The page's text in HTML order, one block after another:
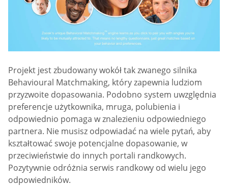
Projekt jest zbudowany wokół tak zwanego silnika
Behavioural Matchmaking, który zapewnia ludziom
przyzwoite dopasowania. Podobno system uwzględnia
preferencje użytkownika, mruga, polubienia i
odpowiednio pomaga w znalezieniu odpowiedniego
partnera. Nie musisz odpowiadać na wiele pytań, aby
kształtować swoje potencjalne dopasowanie, w
przeciwieństwie do innych portali randkowych.
Pozytywnie odróżnia serwis randkowy od wielu jego
odpowiedników.